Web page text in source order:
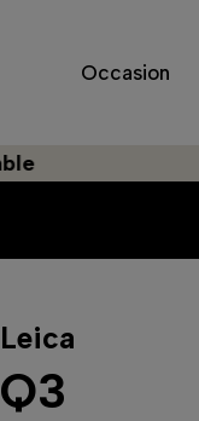
Occasion
Leica
Q3